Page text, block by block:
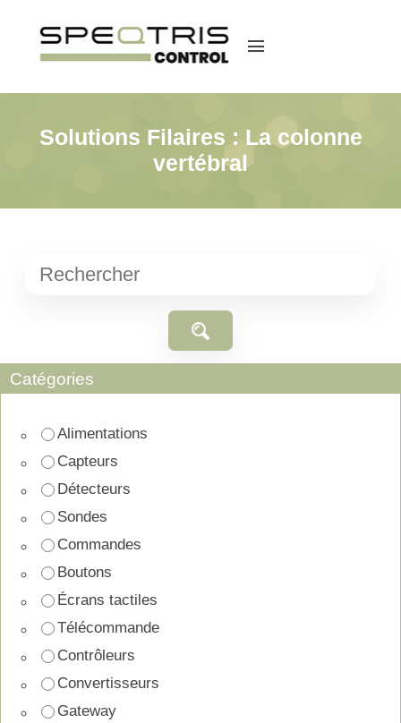
menu
Solutions Filaires : La colonne
vertébral
Catégories
Alimentations
Capteurs
Détecteurs
Sondes
Commandes
Boutons
Écrans tactiles
Télécommande
Contrôleurs
Convertisseurs
Gateway